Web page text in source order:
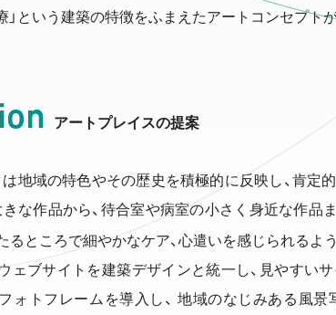
という建築の特徴をふまえたアートコンセプトが
アートプレイスの提案
地域の特色やその歴史を積極的に反映し、肯定
な作品から、待合室や病室の小さく身近な作品
るところで細やかなケア、心遣いを感じられるよう
ェブサイトを建築デザインと統一し、見やすい
ォトフレームを導入し、 地域のなじみある風